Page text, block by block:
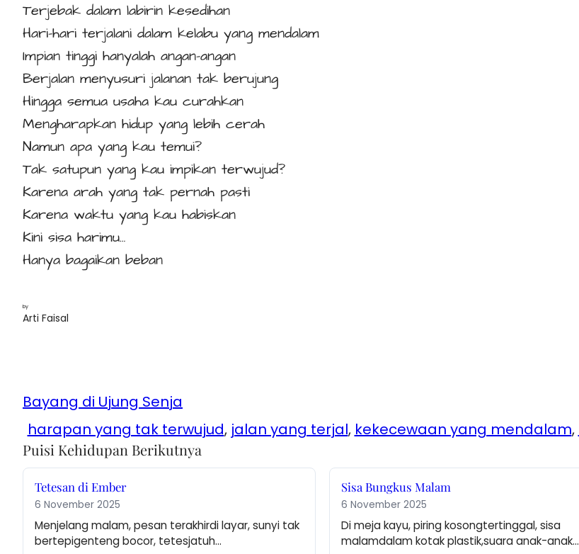
Terjebak dalam labirin kesedihan
Hari-hari terjalani dalam kelabu yang mendalam
Impian tinggi hanyalah angan-angan
Berjalan menyusuri jalanan tak berujung
Hingga semua usaha kau curahkan
Mengharapkan hidup yang lebih cerah
Namun apa yang kau temui?
Tak satupun yang kau impikan terwujud?
Karena arah yang tak pernah pasti
Karena waktu yang kau habiskan
Kini sisa harimu…
Hanya bagaikan beban
by
Arti Faisal
Bayang di Ujung Senja
harapan yang tak terwujud, jalan yang terjal, kekecewaan yang mendalam,
Puisi Kehidupan Berikutnya
Tetesan di Ember
6 November 2025
Menjelang malam, pesan terakhirdi layar, sunyi tak
bertepigenteng bocor, tetesjatuh…
Sisa Bungkus Malam
6 November 2025
Di meja kayu, piring kosongtertinggal, sisa
malamdalam kotak plastik,suara anak-anak…